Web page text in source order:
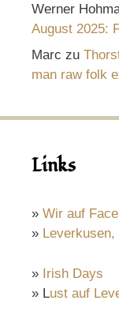
Werner
August 2025:
Marc zu
man raw folk
Links
» Wir auf
»
» Irish Days
» Lust auf